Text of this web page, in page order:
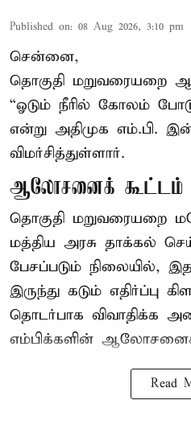
Published on: 08 Aug 2026, 3:10 pm
சென்னை,
தொகுதி மறுவரையறை
“ஓடும் நீரில் கோலம்
என்று அதிமுக எம்.பி.
விமர்சித்துள்ளார்.
ஆலோசனைக் கூட்டம்
தொகுதி மறுவரையறை
மத்திய அரசு தாக்கல்
பேசப்படும் நிலையில்,
இருந்து கடும் எதிர்ப்பு
தொடர்பாக விவாதிக்க
எம்பிக்களின் ஆலோசனைக்
Read